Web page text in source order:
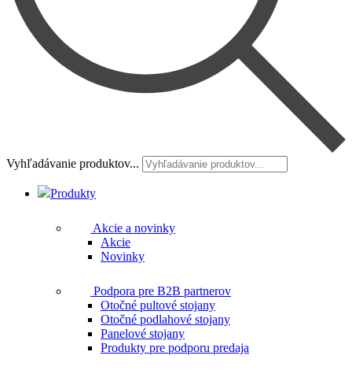
Vyhľadávanie produktov...
Produkty
Akcie a novinky
Akcie
Novinky
Podpora pre B2B partnerov
Otočné pultové stojany
Otočné podlahové stojany
Panelové stojany
Produkty pre podporu predaja